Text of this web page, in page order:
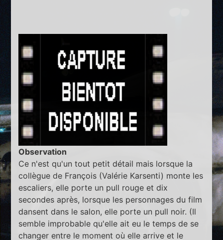
Observation
Ce n'est qu'un tout petit détail mais lorsque la
collègue de François (Valérie Karsenti) monte les
escaliers, elle porte un pull rouge et dix
secondes après, lorsque les personnages du film
dansent dans le salon, elle porte un pull noir. (Il
semble improbable qu'elle ait eu le temps de se
changer entre le moment où elle arrive et le